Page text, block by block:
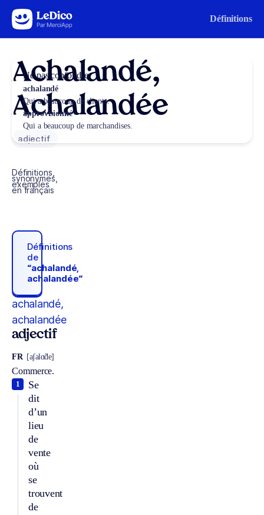
Aller au contenu Définitions
Achalandé,
Achalandée
adjectif
Définitions,
synonymes,
exemples
en français
Définitions
de
“achalandé,
achalandée“
achalandé,
achalandée
adjectif
FR [aʃalɑ̃de]
Commerce.
Se
dit
d’un
lieu
de
vente
où
se
trouvent
de
1
Ne pas confondre
achalandé
Qui a beaucoup de clients.
approvisionné
Qui a beaucoup de marchandises.